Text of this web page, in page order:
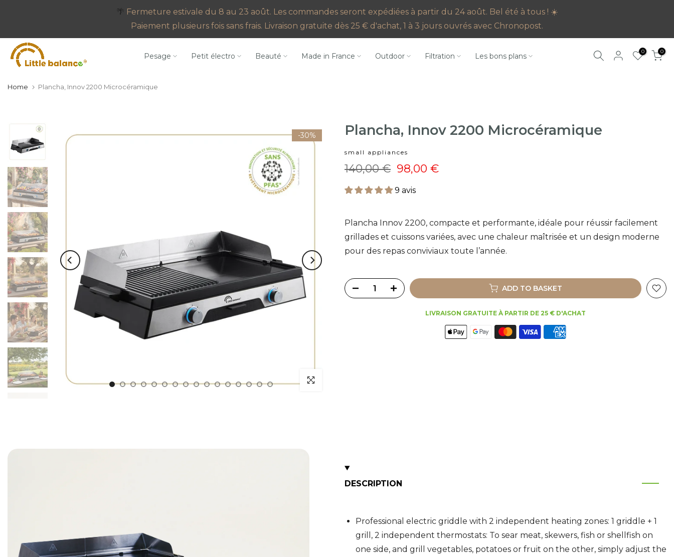
content
🌴 Fermeture estivale du 8 au 23 août. Les commandes seront expédiées à partir du 24 août. Bel été à tous ! ☀️
Paiement plusieurs fois sans frais. Livraison gratuite dès 25 € d'achat, 1 à 3 jours ouvrés avec Chronopost.
Pesage Petit électro Beauté Made in France Outdoor Filtration Les bons plans 0 0
Home Plancha, Innov 2200 Microcéramique
-30% Plancha, Innov 2200 Microcéramique
small appliances
140,00 € 98,00 €
9 avis
Plancha Innov 2200, compacte et performante, idéale pour réussir facilement
grillades et cuissons variées, avec une chaleur maîtrisée et un design moderne
pour des repas conviviaux toute l’année.
ADD TO BASKET
LIVRAISON GRATUITE À PARTIR DE 25 € D'ACHAT
DESCRIPTION
Professional electric griddle with 2 independent heating zones: 1 griddle + 1
grill, 2 independent thermostats: To sear meat, skewers, fish or shellfish on
one side, and grill vegetables, potatoes or fruit on the other, simply adjust the